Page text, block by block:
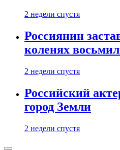
2 недели спустя
Россиянин
коленях
2 недели спустя
Российский
город Земли
2 недели спустя